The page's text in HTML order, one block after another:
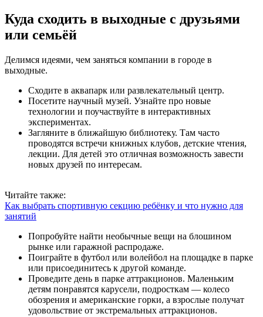
Куда сходить в выходные с друзьями
или семьёй
Делимся идеями, чем заняться компании в городе в
выходные.
Сходите в аквапарк или развлекательный центр.
Посетите научный музей. Узнайте про новые
технологии и поучаствуйте в интерактивных
экспериментах.
Загляните в ближайшую библиотеку. Там часто
проводятся встречи книжных клубов, детские чтения,
лекции. Для детей это отличная возможность завести
новых друзей по интересам.
Читайте также:
Как выбрать спортивную секцию ребёнку и что нужно для
занятий
Попробуйте найти необычные вещи на блошином
рынке или гаражной распродаже.
Поиграйте в футбол или волейбол на площадке в парке
или присоединитесь к другой команде.
Проведите день в парке аттракционов. Маленьким
детям понравятся карусели, подросткам — колесо
обозрения и американские горки, а взрослые получат
удовольствие от экстремальных аттракционов.